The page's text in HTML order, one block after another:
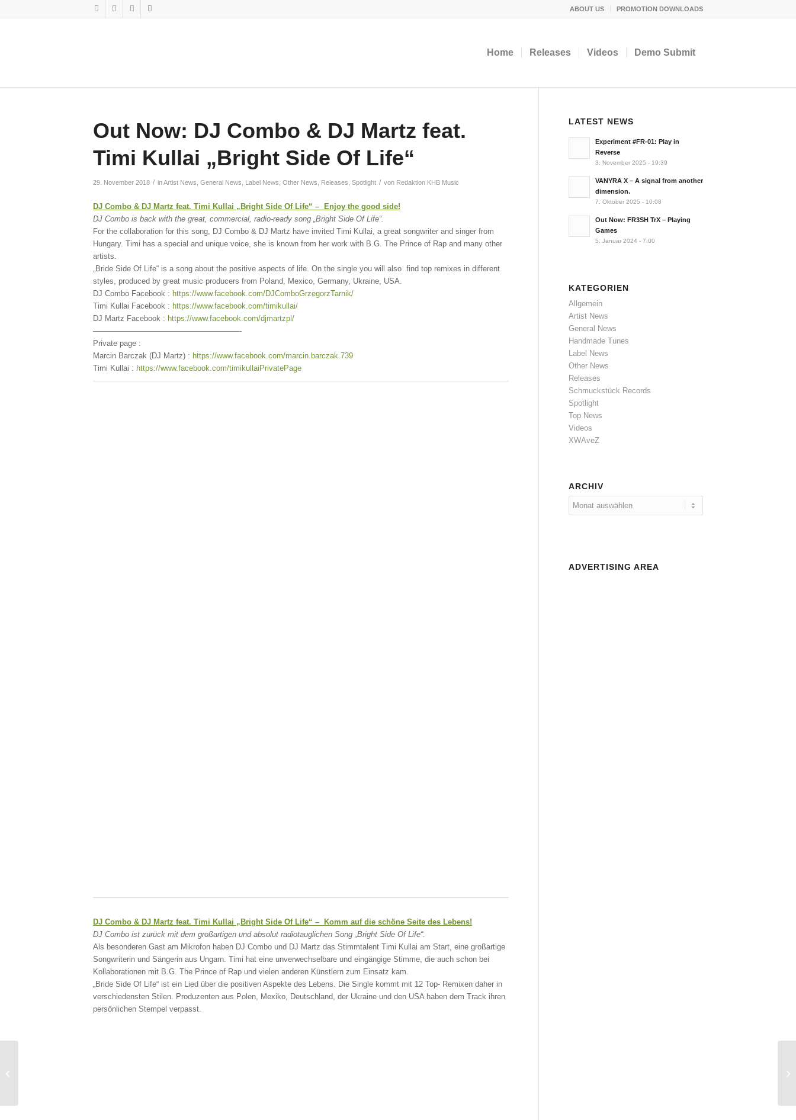
ABOUT US PROMOTION DOWNLOADS
Home Releases Videos Demo Submit
Out Now: DJ Combo & DJ Martz feat.
Timi Kullai „Bright Side Of Life“
29. November 2018 / inArtist News General News Label News Other News Releases Spotlight / von Redaktion KHB Music
DJ Combo & DJ Martz feat. Timi Kullai „Bright Side Of Life“ – Enjoy the good side!
DJ Combo is back with the great, commercial, radio-ready song „Bright Side Of Life“.
For the collaboration for this song, DJ Combo & DJ Martz have invited Timi Kullai, a great songwriter and singer from
Hungary. Timi has a special and unique voice, she is known from her work with B.G. The Prince of Rap and many other
artists.
„Bride Side Of Life“ is a song about the positive aspects of life. On the single you will also find top remixes in different
styles, produced by great music producers from Poland, Mexico, Germany, Ukraine, USA.
DJ Combo Facebook : https://www.facebook.com/DJComboGrzegorzTarnik/
Timi Kullai Facebook : https://www.facebook.com/timikullai/
DJ Martz Facebook : https://www.facebook.com/djmartzpl/
———————————————————-
Private page :
Marcin Barczak (DJ Martz) : https://www.facebook.com/marcin.barczak.739
Timi Kullai : https://www.facebook.com/timikullaiPrivatePage
DJ Combo & DJ Martz feat. Timi Kullai „Bright Side Of Life“ – Komm auf die schöne Seite des Lebens!
DJ Combo ist zurück mit dem großartigen und absolut radiotauglichen Song „Bright Side Of Life“.
Als besonderen Gast am Mikrofon haben DJ Combo und DJ Martz das Stimmtalent Timi Kullai am Start, eine großartige
Songwriterin und Sängerin aus Ungarn. Timi hat eine unverwechselbare und eingängige Stimme, die auch schon bei
Kollaborationen mit B.G. The Prince of Rap und vielen anderen Künstlern zum Einsatz kam.
„Bride Side Of Life“ ist ein Lied über die positiven Aspekte des Lebens. Die Single kommt mit 12 Top- Remixen daher in
verschiedensten Stilen. Produzenten aus Polen, Mexiko, Deutschland, der Ukraine und den USA haben dem Track ihren
persönlichen Stempel verpasst.
LATEST NEWS
Experiment #FR-01: Play in
Reverse
3. November 2025 - 19:39
VANYRA X – A signal from another
dimension.
7. Oktober 2025 - 10:08
Out Now: FR3SH TrX – Playing
Games
5. Januar 2024 - 7:00
KATEGORIEN
Allgemein
Artist News
General News
Handmade Tunes
Label News
Other News
Releases
Schmuckstück Records
Spotlight
Top News
Videos
XWAveZ
ARCHIV
ADVERTISING AREA
–